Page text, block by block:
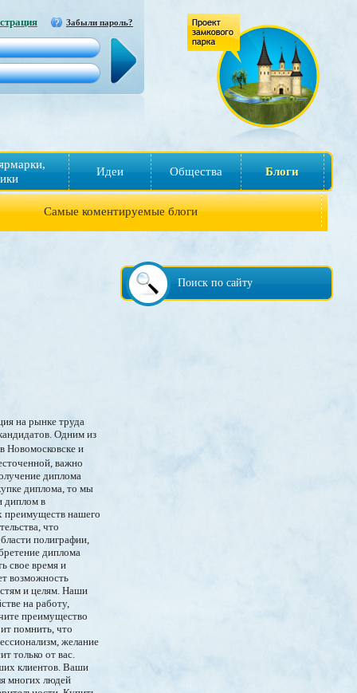
Забыли пароль?
Идеи Общества Блоги
Самые коментируемые блоги
Поиск по сайту
на рынке труда
Одним из
Новомосковске и
важно
диплома
диплома, то мы
диплом в
преимуществ нашего
что
полиграфии,
диплома
свое время и
возможность
и целям. Наши
на работу,
преимущество
помнить, что
желание
только от вас.
клиентов. Ваши
многих людей